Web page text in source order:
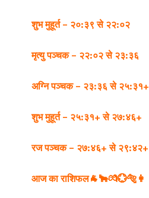
शुभ मुहूर्त – २०:३९ से २२:०२
मृत्यु पञ्चक – २२:०२ से २३:३६
अग्नि पञ्चक – २३:३६ से २५:३१+
शुभ मुहूर्त – २५:३१+ से २७:४६+
रज पञ्चक – २७:४६+ से २९:४२+
आज का राशिफल🐐🐂💏💮🐅👩